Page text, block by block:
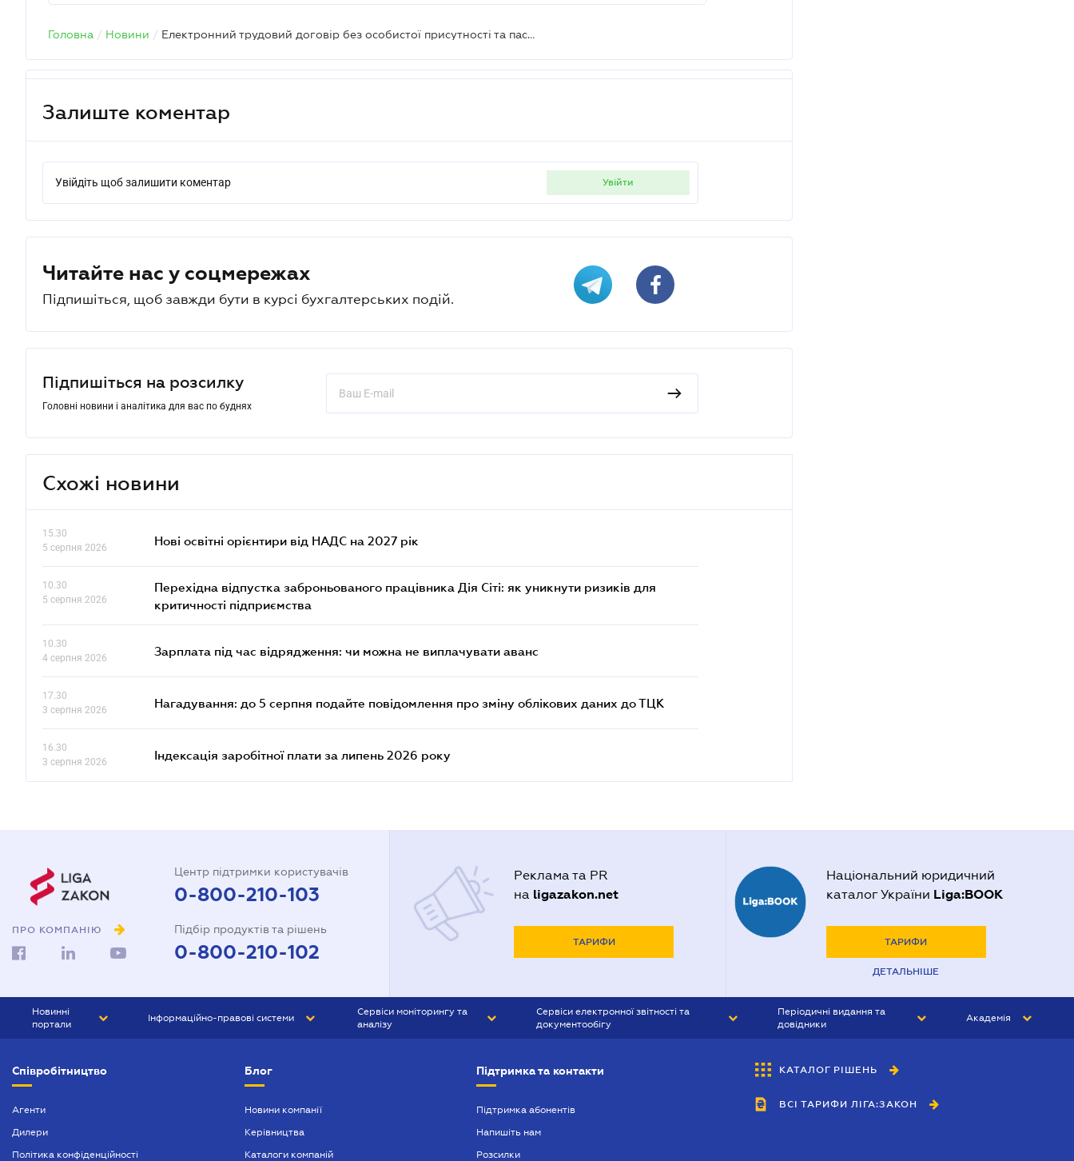
Головна / Новини / Електронний трудовий договір без особистої присутності та паспорта: Рада підтримала законопроєкт
Залиште коментар
Увійдіть щоб залишити коментар увійти
Читайте нас у соцмережах
Підпишіться, щоб завжди бути в курсі бухгалтерських подій.
Підпишіться на розсилку
Головні новини і аналітика для вас по буднях
Схожі новини
15.30
5 серпня 2026
Нові освітні орієнтири від НАДС на 2027 рік
10.30
5 серпня 2026
Перехідна відпустка заброньованого працівника Дія Сіті: як уникнути ризиків для
критичності підприємства
10.30
4 серпня 2026
Зарплата під час відрядження: чи можна не виплачувати аванс
17.30
3 серпня 2026
Нагадування: до 5 серпня подайте повідомлення про зміну облікових даних до ТЦК
16.30
3 серпня 2026
Індексація заробітної плати за липень 2026 року
ПРО КОМПАНІЮ
Центр підтримки користувачів
0-800-210-103
Підбір продуктів та рішень
0-800-210-102
Реклама та PR
на ligazakon.net
ТАРИФИ
Національний юридичний
каталог України Liga:BOOK
ТАРИФИ
ДЕТАЛЬНІШЕ
Новинні
портали
БІЗНЕС
Інформаційно-правові системи
БУХГАЛТЕР ПРОФ
Сервіси моніторингу та
аналізу
Сервіси електронної звітності та
документообігу
Періодичні видання та
довідники
БУХГАЛТЕР&ЗАКОН
ВІСНИК МСФЗ
Академія
Співробітництво
Агенти
Дилери
Політика конфіденційності
Блог
Новини компанії
Керівництва
Каталоги компаній
Підтримка та контакти
Підтримка абонентів
Напишіть нам
Розсилки
КАТАЛОГ РІШЕНЬ
ВСІ ТАРИФИ ЛІГА:ЗАКОН